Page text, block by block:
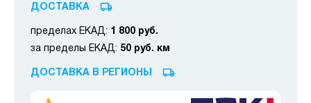
ДОСТАВКА
пределах ЕКАД: 1 800 руб.
за пределы ЕКАД: 50 руб. км
ДОСТАВКА В РЕГИОНЫ